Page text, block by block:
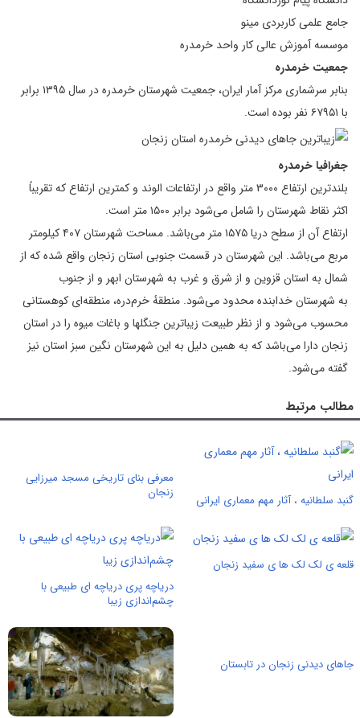
جامع علمی کاربردی مینو
موسسه آموزش عالی کار واحد خرمدره
جمعیت خرمدره
بنابر سرشماری مرکز آمار ایران، جمعیت شهرستان خرمدره در سال ۱۳۹۵ برابر
با ۶۷۹۵۱ نفر بوده‌ است.
جغرافیا خرمدره
بلندترین ارتفاع ۳۰۰۰ متر واقع در ارتفاعات الوند و کمترین ارتفاع که تقریباً
اکثر نقاط شهرستان را شامل می‌شود برابر ۱۵۰۰ متر است.
ارتفاع آن از سطح دریا ۱۵۷۵ متر می‌باشد. مساحت شهرستان ۴۰۷ کیلومتر
مربع می‌باشد. این شهرستان در قسمت جنوبی استان زنجان واقع شده که از
شمال به استان قزوین و از شرق و غرب به شهرستان ابهر و از جنوب
به شهرستان خدابنده محدود می‌شود. منطقهٔ خرم‌دره، منطقه‌ای کوهستانی
محسوب می‌شود و از نظر طبیعت زیباترین جنگلها و باغات میوه را در استان
زنجان دارا می‌باشد که به همین دلیل به این شهرستان نگین سبز استان نیز
گفته می‌شود.
مطالب مرتبط
گنبد سلطانیه ، آثار مهم معماری ایرانی
معرفی بنای تاریخی مسجد میرزایی
زنجان
قلعه ی لک لک ها ی سفید زنجان
دریاچه پری دریاچه ای طبیعی با
چشم‌اندازی زیبا
جاهای دیدنی زنجان در تابستان